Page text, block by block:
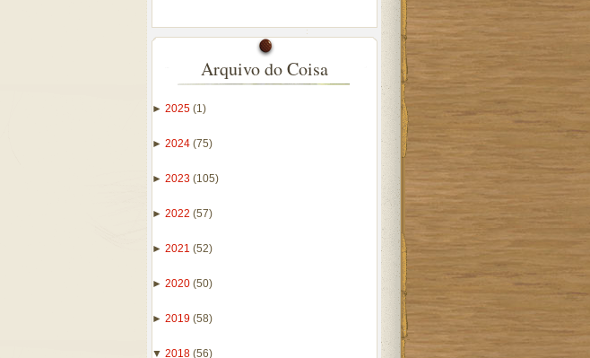
Arquivo do Coisa
► 2025 (1)
► 2024 (75)
► 2023 (105)
► 2022 (57)
► 2021 (52)
► 2020 (50)
► 2019 (58)
▼ 2018 (56)